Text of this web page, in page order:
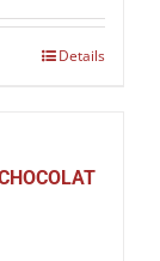
Details